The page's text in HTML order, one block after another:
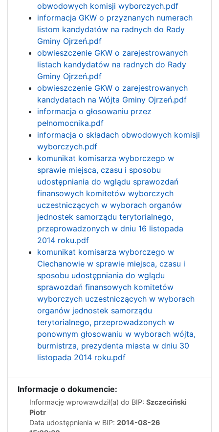
obwodowych komisji wyborczych.pdf
informacja GKW o przyznanych numerach
listom kandydatów na radnych do Rady
Gminy Ojrzeń.pdf
obwieszczenie GKW o zarejestrowanych
listach kandydatów na radnych do Rady
Gminy Ojrzeń.pdf
obwieszczenie GKW o zarejestrowanych
kandydatach na Wójta Gminy Ojrzeń.pdf
informacja o głosowaniu przez
pełnomocnika.pdf
informacja o składach obwodowych komisji
wyborczych.pdf
komunikat komisarza wyborczego w
sprawie miejsca, czasu i sposobu
udostępniania do wglądu sprawozdań
finansowych komitetów wyborczych
uczestniczących w wyborach organów
jednostek samorządu terytorialnego,
przeprowadzonych w dniu 16 listopada
2014 roku.pdf
komunikat komisarza wyborczego w
Ciechanowie w sprawie miejsca, czasu i
sposobu udostępniania do wglądu
sprawozdań finansowych komitetów
wyborczych uczestniczących w wyborach
organów jednostek samorządu
terytorialnego, przeprowadzonych w
ponownym głosowaniu w wyborach wójta,
burmistrza, prezydenta miasta w dniu 30
listopada 2014 roku.pdf
Informacje o dokumencie:
Informację wprowawdził(a) do BIP: Szczeciński
Piotr
Data udostępnienia w BIP: 2014-08-26